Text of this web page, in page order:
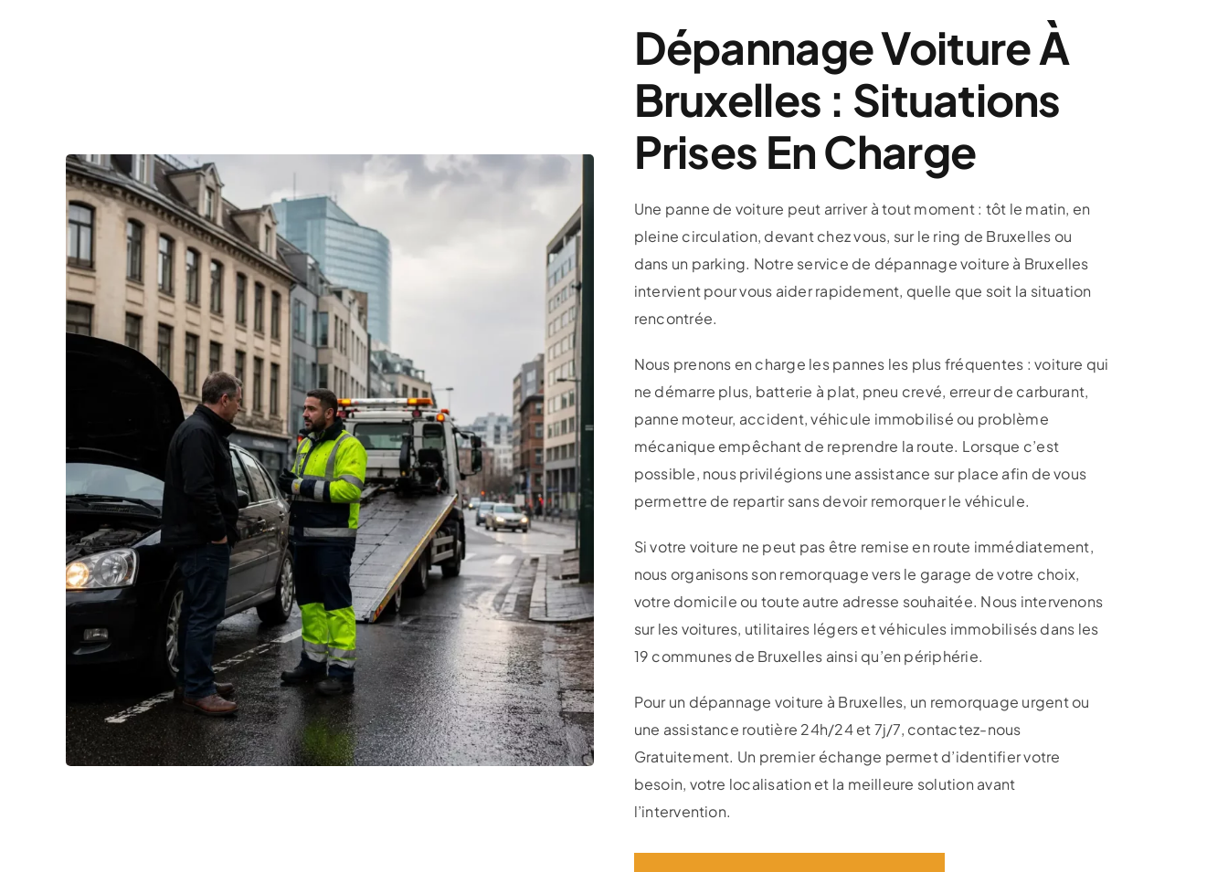
Dépannage Voiture À
Bruxelles : Situations
Prises En Charge
Une panne de voiture peut arriver à tout moment : tôt le matin, en
pleine circulation, devant chez vous, sur le ring de Bruxelles ou
dans un parking. Notre service de dépannage voiture à Bruxelles
intervient pour vous aider rapidement, quelle que soit la situation
rencontrée.
Nous prenons en charge les pannes les plus fréquentes : voiture qui
ne démarre plus, batterie à plat, pneu crevé, erreur de carburant,
panne moteur, accident, véhicule immobilisé ou problème
mécanique empêchant de reprendre la route. Lorsque c’est
possible, nous privilégions une assistance sur place afin de vous
permettre de repartir sans devoir remorquer le véhicule.
Si votre voiture ne peut pas être remise en route immédiatement,
nous organisons son remorquage vers le garage de votre choix,
votre domicile ou toute autre adresse souhaitée. Nous intervenons
sur les voitures, utilitaires légers et véhicules immobilisés dans les
19 communes de Bruxelles ainsi qu’en périphérie.
Pour un dépannage voiture à Bruxelles, un remorquage urgent ou
une assistance routière 24h/24 et 7j/7, contactez-nous
Gratuitement. Un premier échange permet d’identifier votre
besoin, votre localisation et la meilleure solution avant
l’intervention.